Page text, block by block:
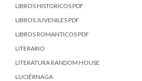
LIBROS HISTORICOS PDF
LIBROS JUVENILES PDF
LIBROS ROMANTICOS PDF
LITERARIO
LITERATURA RANDOM HOUSE
LUCIÉRNAGA